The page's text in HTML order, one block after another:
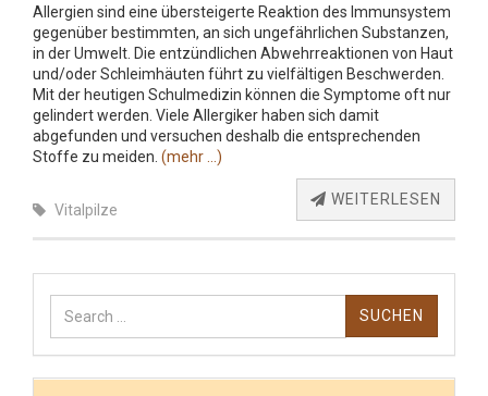
Allergien sind eine übersteigerte Reaktion des Immunsystem
gegenüber bestimmten, an sich ungefährlichen Substanzen,
in der Umwelt. Die entzündlichen Abwehrreaktionen von Haut
und/oder Schleimhäuten führt zu vielfältigen Beschwerden.
Mit der heutigen Schulmedizin können die Symptome oft nur
gelindert werden. Viele Allergiker haben sich damit
abgefunden und versuchen deshalb die entsprechenden
Stoffe zu meiden. (mehr …)
WEITERLESEN
Vitalpilze
Suchen
nach: